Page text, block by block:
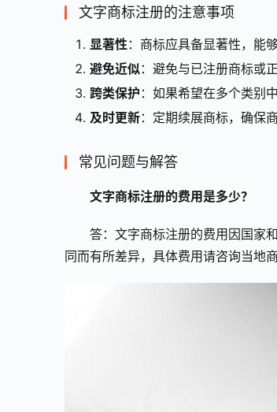
文字商标注册的注意事项
显著性 ：商标应具备显著性，能
避免近似 ：避免与已注册商标或
跨类保护 ：如果希望在多个类别
及时更新：定期续展商标，确保
常见问题与解答
文字商标注册的费用是多少？
答：文字商标注册的费用因国家
同而有所差异，具体费用请咨询当地